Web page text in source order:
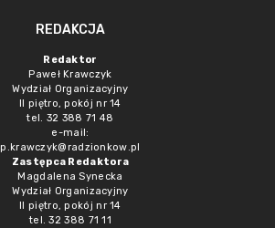
REDAKCJA
Redaktor
Paweł Krawczyk
Wydział Organizacyjny
II piętro, pokój nr 14
tel. 32 388 71 48
e-mail:
p.krawczyk@radzionkow.pl
Zastępca Redaktora
Magdalena Synecka
Wydział Organizacyjny
II piętro, pokój nr 14
tel. 32 388 71 11